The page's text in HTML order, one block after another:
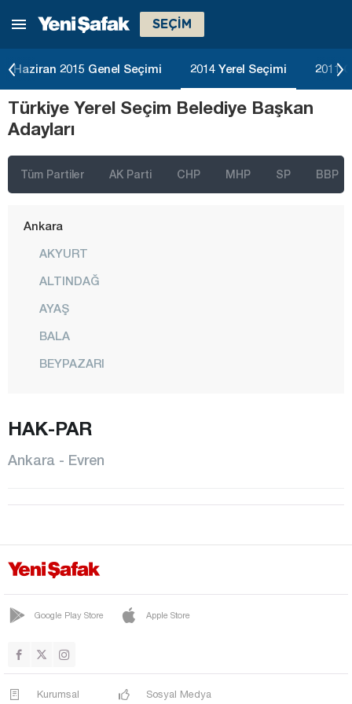
SEÇİM
Haziran 2015 Genel Seçimi 2014 Yerel Seçimi 2011
Türkiye Yerel Seçim Belediye Başkan
Adayları
Tüm Partiler AK Parti CHP MHP SP BBP
İstanbul
Ankara
AKYURT
ALTINDAĞ
AYAŞ
BALA
BEYPAZARI
GÖLBAŞI
HAYMANA
KAZAN
KEÇİÖREN
HAK-PAR
Ankara - Evren
Google Play Store Apple Store
Kurumsal Sosyal Medya